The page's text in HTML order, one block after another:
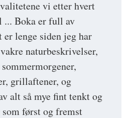
vi etter hvert
Boka er full av
er lenge siden jeg har
naturbeskrivelser,
grillaftener, og
alt så mye fint tenkt og
først og fremst